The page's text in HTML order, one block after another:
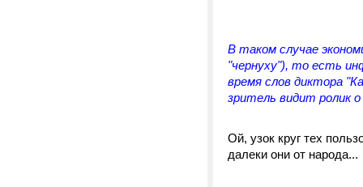
В таком случае
"чернуху"), то есть
время слов диктора
зритель видит ролик
Ой, узок круг тех
далеки они от народа...